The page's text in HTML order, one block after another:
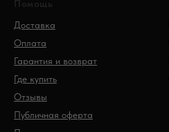
Помощь
Доставка
Оплата
Гарантия и возврат
Где купить
Отзывы
Публичная оферта